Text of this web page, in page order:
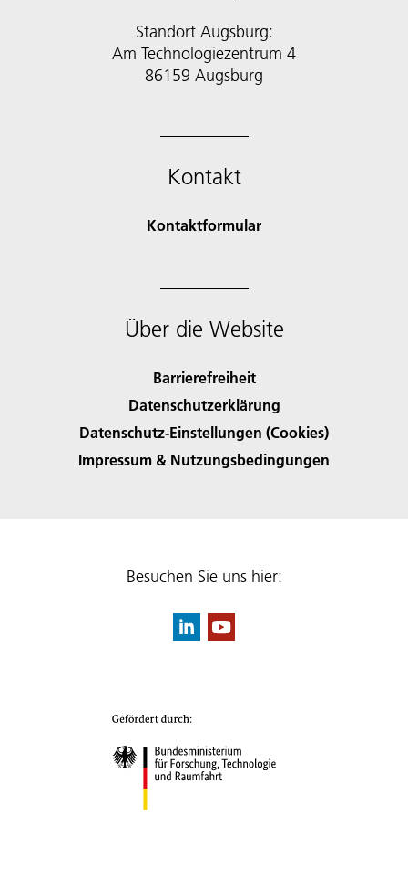
Standort Augsburg:
Am Technologiezentrum 4
86159 Augsburg
Kontakt
Kontaktformular
Über die Website
Barrierefreiheit
Datenschutzerklärung
Datenschutz-Einstellungen (Cookies)
Impressum & Nutzungsbedingungen
Besuchen Sie uns hier: